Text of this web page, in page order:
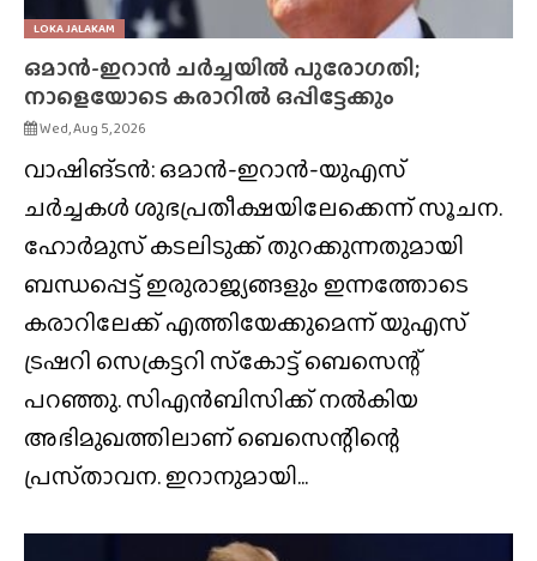
LOKA JALAKAM
ഒമാൻ-ഇറാൻ ചർച്ചയിൽ പുരോഗതി;
നാളെയോടെ കരാറിൽ ഒപ്പിട്ടേക്കും
Wed, Aug 5, 2026
വാഷിങ്ടൻ: ഒമാൻ-ഇറാൻ-യുഎസ്
ചർച്ചകൾ ശുഭപ്രതീക്ഷയിലേക്കെന്ന് സൂചന.
ഹോർമുസ് കടലിടുക്ക് തുറക്കുന്നതുമായി
ബന്ധപ്പെട്ട് ഇരുരാജ്യങ്ങളും ഇന്നത്തോടെ
കരാറിലേക്ക് എത്തിയേക്കുമെന്ന് യുഎസ്
ട്രഷറി സെക്രട്ടറി സ്‌കോട്ട് ബെസെന്റ്
പറഞ്ഞു. സിഎൻബിസിക്ക് നൽകിയ
അഭിമുഖത്തിലാണ് ബെസെന്റിന്റെ
പ്രസ്‌താവന. ഇറാനുമായി...